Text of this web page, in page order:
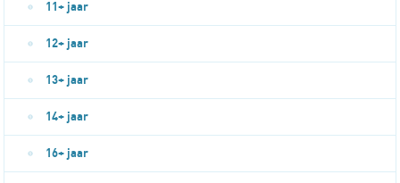
11+ jaar
12+ jaar
13+ jaar
14+ jaar
16+ jaar